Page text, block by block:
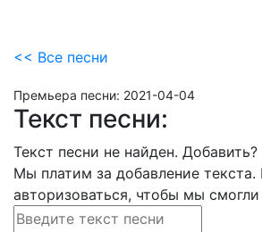
<< Все песни
Премьера песни: 2021-04-04
Текст песни:
Текст песни не найден. Добавить?
Мы платим за добавление
авторизоваться, чтобы мы смогли